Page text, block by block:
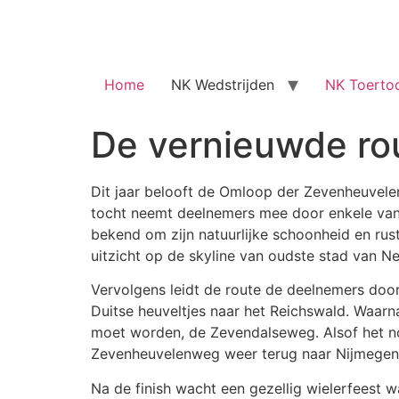
Home NK Wedstrijden NK
De vernieuwde
Dit jaar belooft de Omloop der
tocht neemt deelnemers mee door enkele
bekend om zijn natuurlijke schoonheid en
uitzicht op de skyline van oudste stad van
Vervolgens leidt de route de deelnemers
Duitse heuveltjes naar het Reichswald.
moet worden, de Zevendalseweg. Alsof het
Zevenheuvelenweg weer terug naar
Na de finish wacht een gezellig wielerfeest